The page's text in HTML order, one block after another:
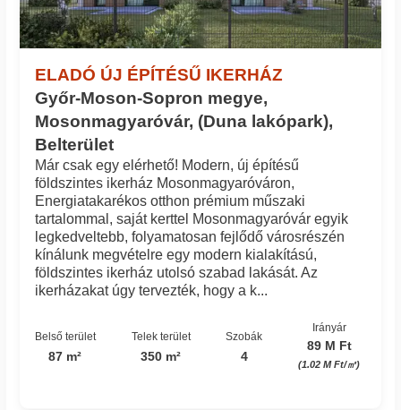
ELADÓ ÚJ ÉPÍTÉSŰ IKERHÁZ
Győr-Moson-Sopron megye,
Mosonmagyaróvár, (Duna lakópark),
Belterület
Már csak egy elérhető! Modern, új építésű
földszintes ikerház Mosonmagyaróváron,
Energiatakarékos otthon prémium műszaki
tartalommal, saját kerttel Mosonmagyaróvár egyik
legkedveltebb, folyamatosan fejlődő városrészén
kínálunk megvételre egy modern kialakítású,
földszintes ikerház utolsó szabad lakását. Az
ikerházakat úgy tervezték, hogy a k...
Belső terület
87 m²
Telek terület
350 m²
Szobák
4
Irányár
89 M Ft
(1.02 M Ft/㎡)